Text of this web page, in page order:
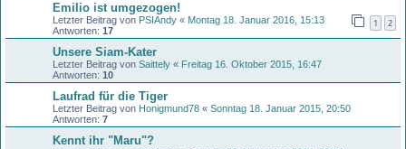
Emilio ist umgezogen!
Letzter Beitrag von PSIAndy « Montag 18. Januar 2016, 15:13
Antworten: 17
1 2
Unsere Siam-Kater
Letzter Beitrag von Saittely « Freitag 16. Oktober 2015, 16:47
Antworten: 10
Laufrad für die Tiger
Letzter Beitrag von Honigmund78 « Sonntag 18. Januar 2015, 20:50
Antworten: 7
Kennt ihr "Maru"?